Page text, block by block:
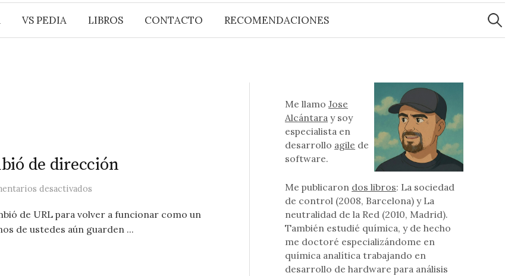
VS PEDIA LIBROS CONTACTO RECOMENDACIONES
Buscar:
de dirección
desactivados
de URL para volver a funcionar como un
de ustedes aún guarden ...
Me llamoJose
Alcántara y soy
especialista en
desarrollo agile de
software.
Me publicaron dos libros: La sociedad
de control (2008, Barcelona) y La
neutralidad de la Red (2010, Madrid).
También estudié química, y de hecho
me doctoré especializándome en
química analítica trabajando en
desarrollo de hardware para análisis